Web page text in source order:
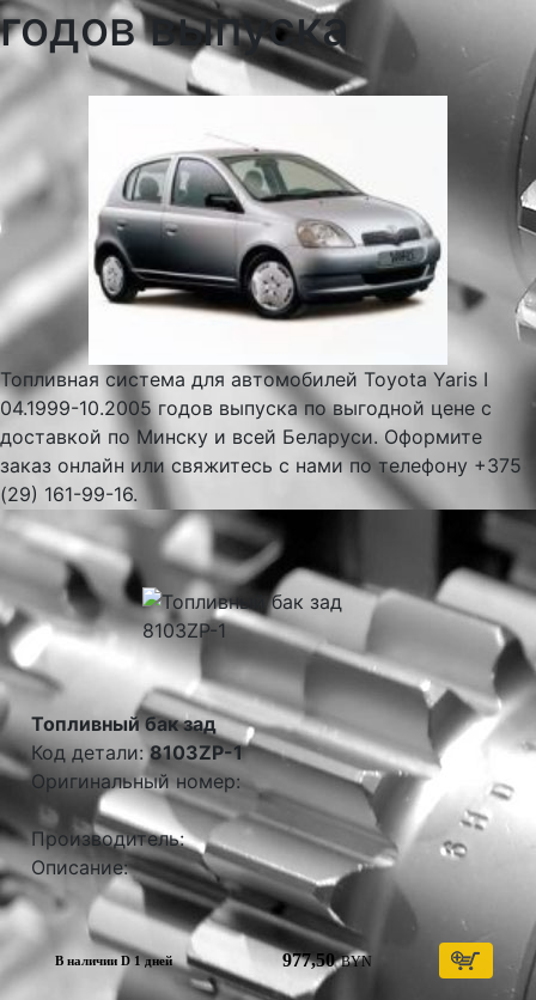
годов выпуска
Топливная система для автомобилей Toyota Yaris I
04.1999-10.2005 годов выпуска по выгодной цене с
доставкой по Минску и всей Беларуси. Оформите
заказ онлайн или свяжитесь с нами по телефону +375
(29) 161-99-16.
Топливный бак зад
Код детали:8103ZP-1
Оригинальный номер:
Производитель:
Описание:
В наличии D 1 дней 977,50 BYN